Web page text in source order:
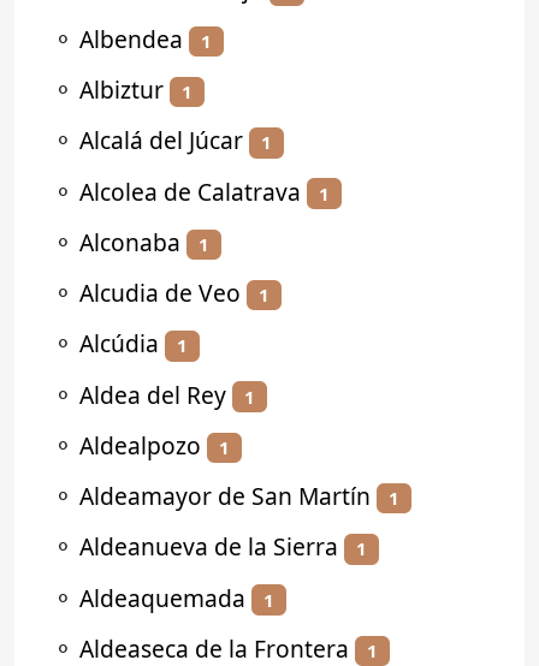
⚬ Albendea 1
⚬ Albiztur 1
⚬ Alcalá del Júcar 1
⚬ Alcolea de Calatrava 1
⚬ Alconaba 1
⚬ Alcudia de Veo 1
⚬ Alcúdia 1
⚬ Aldea del Rey 1
⚬ Aldealpozo 1
⚬ Aldeamayor de San Martín 1
⚬ Aldeanueva de la Sierra 1
⚬ Aldeaquemada 1
⚬ Aldeaseca de la Frontera 1